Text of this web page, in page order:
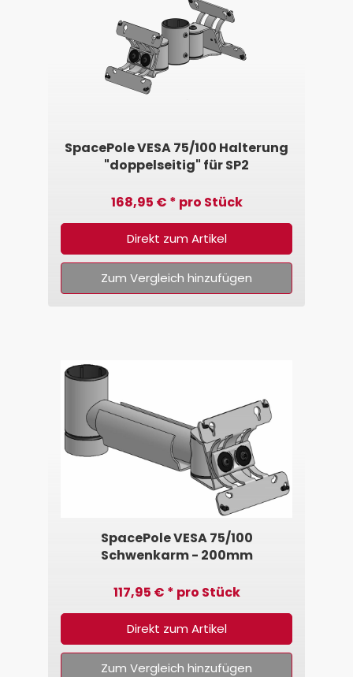
SpacePole VESA 75/100 Halterung
"doppelseitig" für SP2
168,95 € * pro Stück
Direkt zum Artikel
Zum Vergleich hinzufügen
SpacePole VESA 75/100
Schwenkarm - 200mm
117,95 € * pro Stück
Direkt zum Artikel
Zum Vergleich hinzufügen